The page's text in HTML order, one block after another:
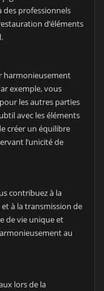
des professionnels
d’éléments
harmonieusement
exemple, vous
les autres parties
avec les éléments
créer un équilibre
l’unicité de
contribuez à la
à la transmission de
de vie unique et
au
lors de la